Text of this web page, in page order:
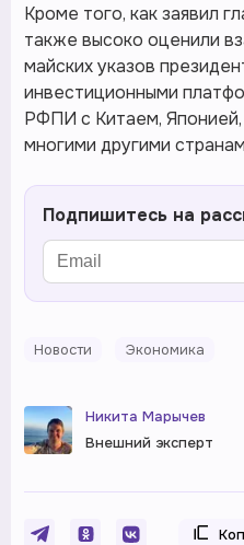
Кроме того, как заявил
также высоко оценили
майских указов
инвестиционными
РФПИ с Китаем,
многими другими
Подпишитесь на
Новости Экономика
Никита Марычев
Внешний эксперт